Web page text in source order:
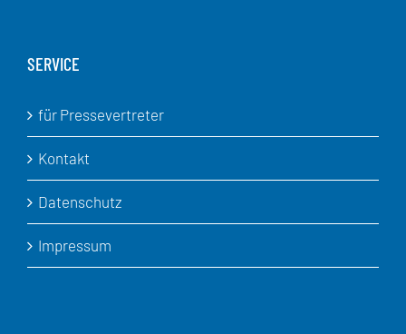
SERVICE
für Pressevertreter
Kontakt
Datenschutz
Impressum